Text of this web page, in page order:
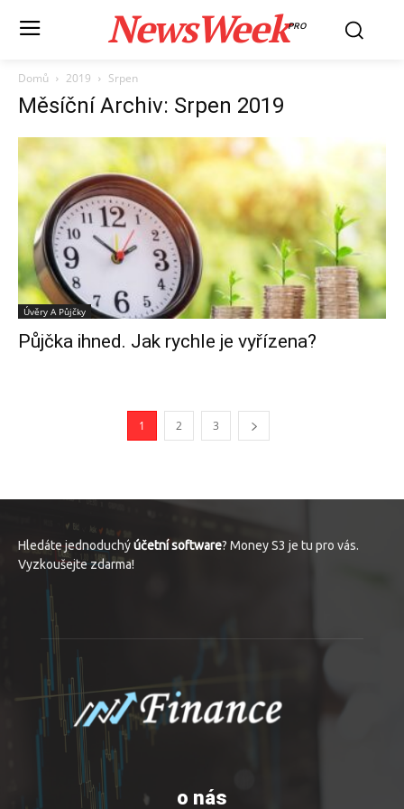
NewsWeekPRO
Domů 2019 Srpen
Měsíční Archiv: Srpen 2019
Úvěry A Půjčky
Půjčka ihned. Jak rychle je vyřízena?
1 2 3
Hledáte jednoduchýúčetní software? Money S3 je tu pro vás.
Vyzkoušejte zdarma!
o nás